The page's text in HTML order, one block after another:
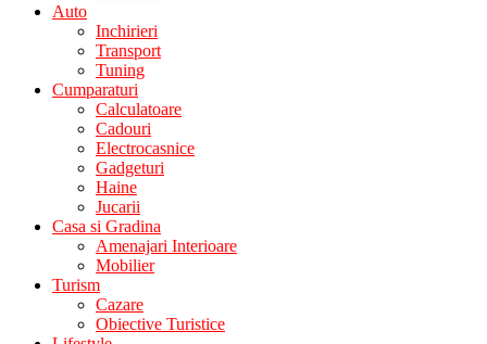
Auto
Inchirieri
Transport
Tuning
Cumparaturi
Calculatoare
Cadouri
Electrocasnice
Gadgeturi
Haine
Jucarii
Casa si Gradina
Amenajari Interioare
Mobilier
Turism
Cazare
Obiective Turistice